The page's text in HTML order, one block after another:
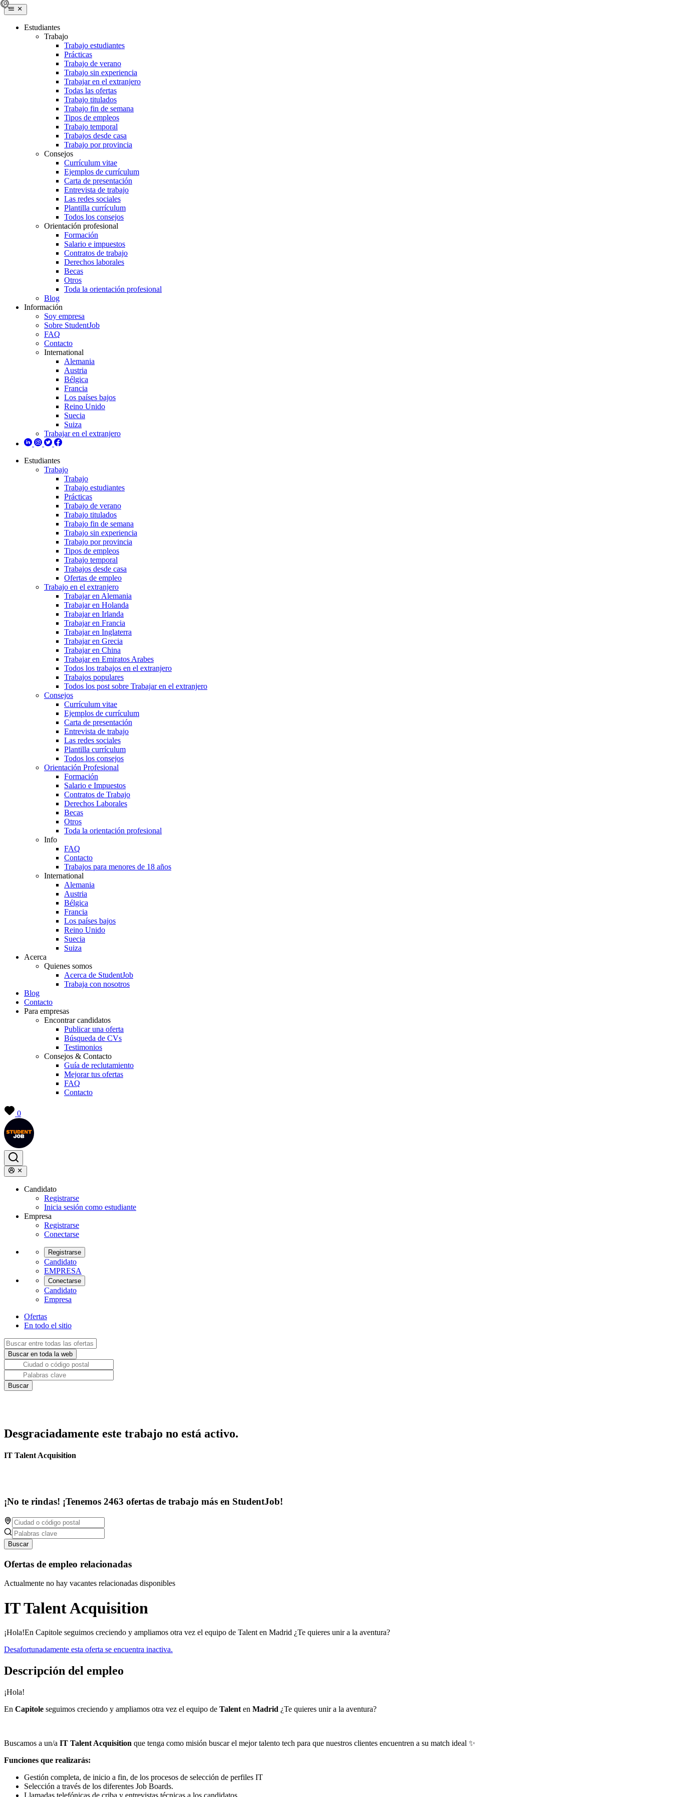
Estudiantes
Trabajo
Trabajo estudiantes
Prácticas
Trabajo de verano
Trabajo sin experiencia
Trabajar en el extranjero
Todas las ofertas
Trabajo titulados
Trabajo fin de semana
Tipos de empleos
Trabajo temporal
Trabajos desde casa
Trabajo por provincia
Consejos
Currículum vitae
Ejemplos de currículum
Carta de presentación
Entrevista de trabajo
Las redes sociales
Plantilla currículum
Todos los consejos
Orientación profesional
Formación
Salario e impuestos
Contratos de trabajo
Derechos laborales
Becas
Otros
Toda la orientación profesional
Blog
Información
Soy empresa
Sobre StudentJob
FAQ
Contacto
International
Alemania
Austria
Bélgica
Francia
Los países bajos
Reino Unido
Suecia
Suiza
Trabajar en el extranjero
Estudiantes
Trabajo
Trabajo
Trabajo estudiantes
Prácticas
Trabajo de verano
Trabajo titulados
Trabajo fin de semana
Trabajo sin experiencia
Trabajo por provincia
Tipos de empleos
Trabajo temporal
Trabajos desde casa
Ofertas de empleo
Trabajo en el extranjero
Trabajar en Alemania
Trabajar en Holanda
Trabajar en Irlanda
Trabajar en Francia
Trabajar en Inglaterra
Trabajar en Grecia
Trabajar en China
Trabajar en Emiratos Arabes
Todos los trabajos en el extranjero
Trabajos populares
Todos los post sobre Trabajar en el extranjero
Consejos
Currículum vitae
Ejemplos de currículum
Carta de presentación
Entrevista de trabajo
Las redes sociales
Plantilla currículum
Todos los consejos
Orientación Profesional
Formación
Salario e Impuestos
Contratos de Trabajo
Derechos Laborales
Becas
Otros
Toda la orientación profesional
Info
FAQ
Contacto
Trabajos para menores de 18 años
International
Alemania
Austria
Bélgica
Francia
Los países bajos
Reino Unido
Suecia
Suiza
Acerca
Quienes somos
Acerca de StudentJob
Trabaja con nosotros
Blog
Contacto
Para empresas
Encontrar candidatos
Publicar una oferta
Búsqueda de CVs
Testimonios
Consejos & Contacto
Guía de reclutamiento
Mejorar tus ofertas
FAQ
Contacto
0
Candidato
Registrarse
Inicia sesión como estudiante
Empresa
Registrarse
Conectarse
Registrarse
Candidato
EMPRESA
Conectarse
Candidato
Empresa
Ofertas
En todo el sitio
Desgraciadamente este trabajo no está activo.
IT Talent Acquisition
¡No te rindas! ¡Tenemos 2463 ofertas de trabajo más en StudentJob!
Buscar
Ofertas de empleo relacionadas
Actualmente no hay vacantes relacionadas disponibles
IT Talent Acquisition
¡Hola!En Capitole seguimos creciendo y ampliamos otra vez el equipo de Talent en Madrid ¿Te quieres unir a la aventura?
Desafortunadamente esta oferta se encuentra inactiva.
Descripción del empleo
¡Hola!
En Capitole seguimos creciendo y ampliamos otra vez el equipo de Talent en Madrid ¿Te quieres unir a la aventura?
Buscamos a un/a IT Talent Acquisition que tenga como misión buscar el mejor talento tech para que nuestros clientes encuentren a su match ideal ✨
Funciones que realizarás:
Gestión completa, de inicio a fin, de los procesos de selección de perfiles IT
Selección a través de los diferentes Job Boards.
Llamadas telefónicas de criba y entrevistas técnicas a los candidatos.